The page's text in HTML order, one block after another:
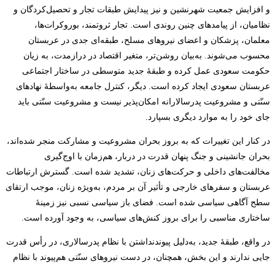
و افزایش جمعیت شهرنشین و نیز پیدایش طبقات تجار و تحصیل‌کردگان و
نظامیان، از پیامدهای چنین روندی است. تجار ثروتمند، بوروکرات‌ها،
معلمان، پزشکان و اعضای نیروهای مسلح، طبقه‌ای جدی در عربستان
محسوب می‌شوند. به‌بیان روشن‌تر، متغیر اقتصاد در درازمدت، به زیان
حکومت سعودی عمل کرده و طبقۀ جدید متوسطی در ساختار اجتماعی
عربستان سعودی ایجاد کرده است. دیگر، کنترل جامعه به‌واسطۀ نهادهای
سنّتی و مشروعیت پدرسالارانه امکان‌پذیر نیست و مشروعیت سنّتی باید
جای خود را به موارد دیگری بسپارد.
در کنار این تغییرات که به بروز بحران مشروعیت و مشارکت منجر شده‌اند،
بحران جانشینی و جنگ پنهان قدرت در دربار، هم‌زمان با اوج‌گیری
مخالفت‌های داخلی و حرکت‌های زنان، تشدید شده است. گسترش ارتباطات
عربستان و سفرهای خارجی و تأثیر آن بر مردم، به‌ویژه زنان، موجب ارتقای
سطح آگاهی سیاسی شده است. فضای باز سیاسی نسبی نیز زمینۀ
ساختاری مناسبی را برای بروز کنش‌های سیاسی، به وجود آورده است.
در واقع، طبقۀ جدید، به‌دلیل پیوندنداشتن با نظام پدرسالاری، در رأس قدرت
جایی ندارند و این بخش، همچنان، در دست نیروهای سنّتی هم‌پیوند با نظام